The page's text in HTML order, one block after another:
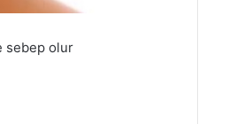
sebep olur